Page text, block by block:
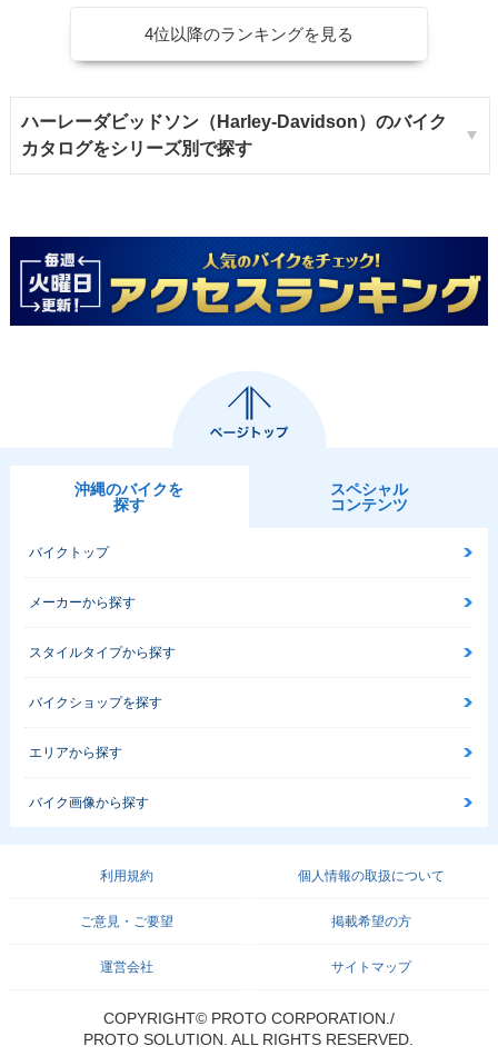
4位以降のランキングを見る
ハーレーダビッドソン（Harley-Davidson）のバイク
カタログをシリーズ別で探す
沖縄のバイクを
探す
スペシャル
コンテンツ
バイクトップ
メーカーから探す
スタイルタイプから探す
バイクショップを探す
エリアから探す
バイク画像から探す
利用規約 個人情報の取扱について
ご意見・ご要望 掲載希望の方
運営会社 サイトマップ
COPYRIGHT© PROTO CORPORATION./
PROTO SOLUTION. ALL RIGHTS RESERVED.